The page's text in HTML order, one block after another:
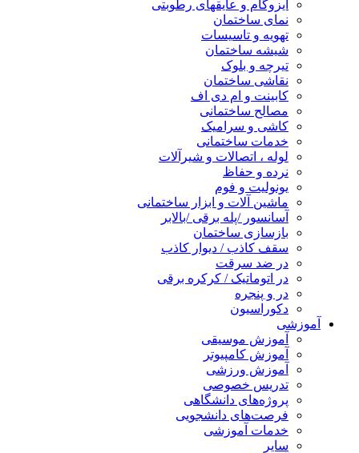
ایزوگام و عایقهای رطوبتی
نمای ساختمان
تهویه و تاسیسات
شیشه ساختمان
تیرچه و بلوک
نقاشی ساختمان
کابینت و ام دی اف
مصالح ساختمانی
کاشی و سرامیک
خدمات ساختمانی
لوله ، اتصالات و شیرآلات
نرده و حفاظ
یونولیت و فوم
ماشین آلات و ابزار ساختمانی
آسانسور /پله برقی /بالابر
بازسازی ساختمان
سقف کاذب / دیوار کاذب
در ضد سرقت
در اتوماتیک / کرکره برقی
در و پنجره
دکوراسیون
آموزشی
آموزش موسیقی
آموزش کامپیوتر
آموزش ورزشی
تدریس خصوصی
پروژه‌های دانشگاهی
فرصت‌های دانشجویی
خدمات آموزشی
سایر